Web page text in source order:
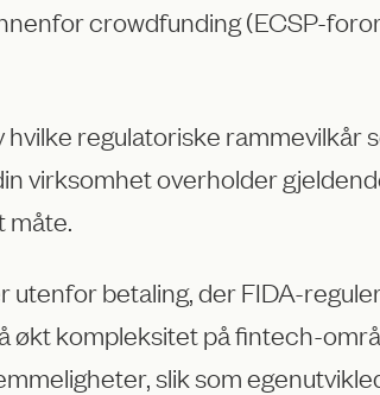
crowdfunding (ECSP-
regulatoriske rammevilkår
virksomhet overholder
måte.
betaling, der FIDA-
økt kompleksitet på fintech-
slik som